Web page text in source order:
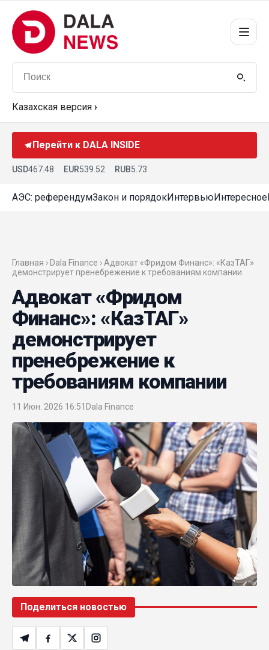
Казахская версия ›
Перейти к DALA INSIDE
USD467.48 EUR539.52 RUB5.73
АЭС: референдумЗакон и порядокИнтервьюИнтересное
Главная › Dala Finance › Адвокат «Фридом Финанс»: «КазТАГ»
демонстрирует пренебрежение к требованиям компании
Адвокат «Фридом
Финанс»: «КазТАГ»
демонстрирует
пренебрежение к
требованиям компании
11 Июн. 2026 16:51 Dala Finance
Поделиться новостью